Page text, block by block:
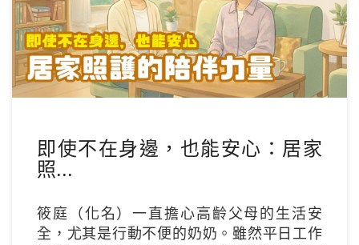
即使不在身邊，也能安心：居家
照...
筱庭（化名）一直擔心高齡父母的生活安
全，尤其是行動不便的奶奶。雖然平日工作